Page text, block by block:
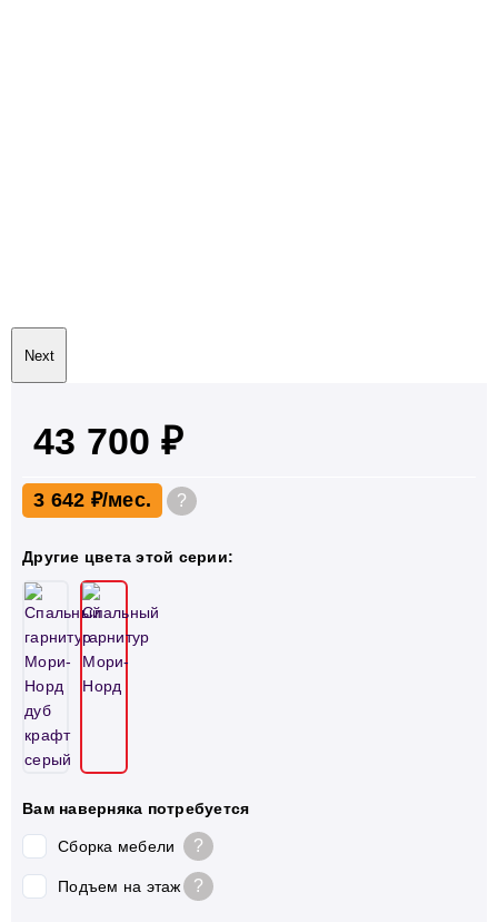
Next
43 700 ₽
3 642 ₽ ?
Другие цвета этой серии:
Вам наверняка потребуется
Сборка мебели ?
Подъем на этаж ?